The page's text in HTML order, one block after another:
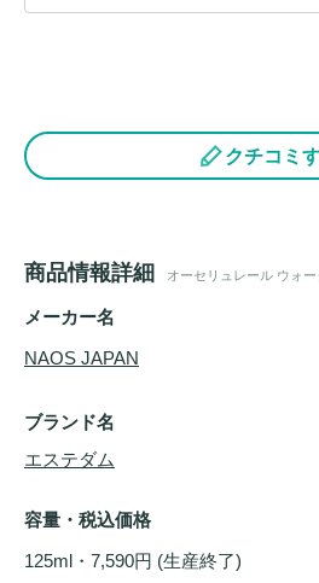
クチコミ
商品情報詳細 オーセリュレール ウォ
メーカー名
NAOS JAPAN
ブランド名
エステダム
容量・税込価格
125ml・7,590円 (生産終了)